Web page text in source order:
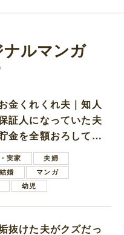
ルマンガ
金くれくれ夫｜知人
証人になっていた夫
金を全額おろしてほ
ってきた
実家
夫婦
婚
マンガ
幼児
抜けた夫がクズだっ